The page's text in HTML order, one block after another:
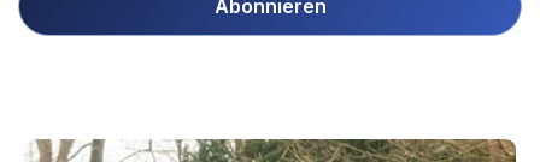
Abonnieren